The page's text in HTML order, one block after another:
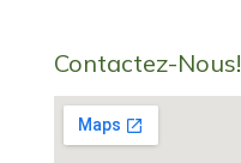
Contactez-Nous!